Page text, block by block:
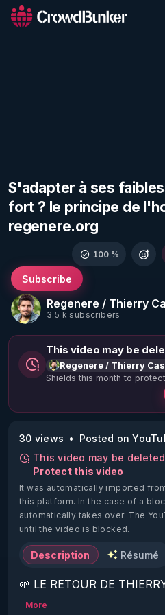
S'adapter à ses
fort ? le principe de
regenere.org
Regenere / Thierry
3.5 k subscribers
Subscribe
100 %
This video may be
Regenere / Thierry
Shields this month to
30 views
Posted on
This video may be
Protect this video
It was automatically imported
this platform. In the case of a
automatically takes over. The
until the video is blocked.
Description Résumé
🌱 LE RETOUR DE
2022)!
More